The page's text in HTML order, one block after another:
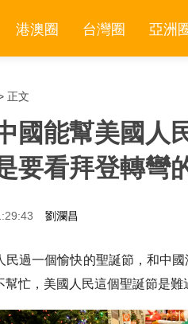
港澳圈 台灣圈 亞洲
正文
國能幫美國人
要看拜登轉彎
劉瀾昌
民過一個愉快的聖誕節，和中
忙，美國人民這個聖誕節是難